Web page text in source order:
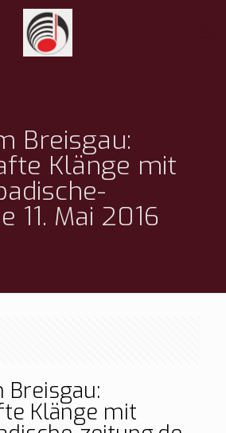
Breisgau:
Klänge mit
11. Mai 2016
Breisgau:
Klänge mit